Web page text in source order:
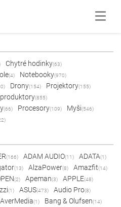
Chytré hodinky(63)
(4) Notebooky(970)
Drony(154) Projektory(155)
(855)
(66) Procesory(109) Myši(546)
(166) ADAM AUDIO(11) ADATA(1)
(13) AlzaPower(8) Amazfit(14)
(2) Apeman(3) APPLE(48)
(1) ASUS(473) Audio Pro(8)
AverMedia(1) Bang & Olufsen(14)